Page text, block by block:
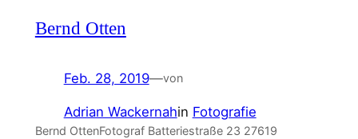
Bernd Otten
Feb. 28, 2019—von
Adrian Wackernahin Fotografie
Bernd OttenFotograf Batteriestraße 23 27619